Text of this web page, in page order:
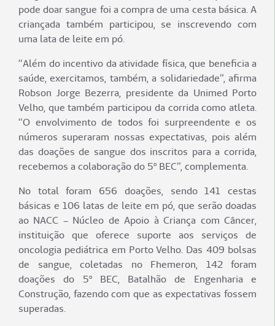
pode doar sangue foi a compra de uma cesta básica. A
criançada também participou, se inscrevendo com
uma lata de leite em pó.
“Além do incentivo da atividade física, que beneficia a
saúde, exercitamos, também, a solidariedade”, afirma
Robson Jorge Bezerra, presidente da Unimed Porto
Velho, que também participou da corrida como atleta.
“O envolvimento de todos foi surpreendente e os
números superaram nossas expectativas, pois além
das doações de sangue dos inscritos para a corrida,
recebemos a colaboração do 5º BEC”, complementa.
No total foram 656 doações, sendo 141 cestas
básicas e 106 latas de leite em pó, que serão doadas
ao NACC – Núcleo de Apoio à Criança com Câncer,
instituição que oferece suporte aos serviços de
oncologia pediátrica em Porto Velho. Das 409 bolsas
de sangue, coletadas no Fhemeron, 142 foram
doações do 5º BEC, Batalhão de Engenharia e
Construção, fazendo com que as expectativas fossem
superadas.